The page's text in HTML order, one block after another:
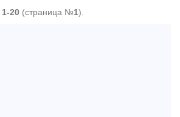
1-20 (страница №1).